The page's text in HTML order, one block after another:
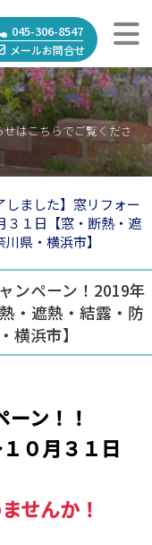
045-306-8547
メールお問合せ
はこちらでご覧くださ
しました】窓リフォー
３１日【窓・断熱・遮
県・横浜市】
ンペーン！2019年
・遮熱・結露・防
横浜市】
ン！！
０月３１日
せんか！